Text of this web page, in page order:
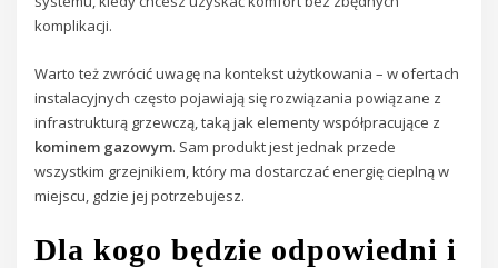
komplikacji.
Warto też zwrócić uwagę na kontekst użytkowania – w ofertach
instalacyjnych często pojawiają się rozwiązania powiązane z
infrastrukturą grzewczą, taką jak elementy współpracujące z
kominem gazowym. Sam produkt jest jednak przede
wszystkim grzejnikiem, który ma dostarczać energię cieplną w
miejscu, gdzie jej potrzebujesz.
Dla kogo będzie odpowiedni i